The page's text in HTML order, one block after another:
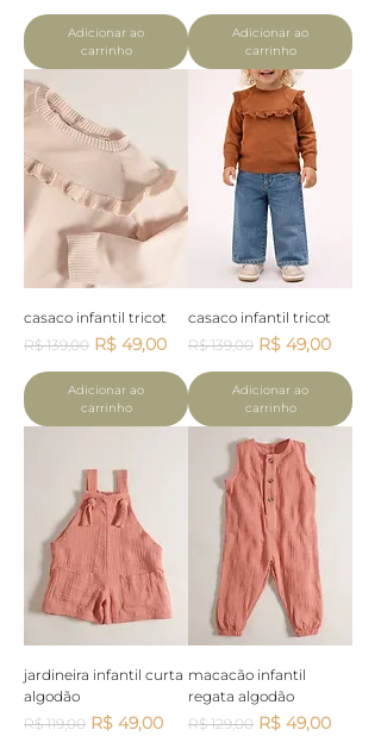
Adicionar ao
carrinho
Adicionar ao
carrinho
casaco infantil tricot
Preço normal
R$ 139,00 Preço promocional
R$ 49,00
Adicionar ao
carrinho
casaco infantil tricot
Preço normal
R$ 139,00 Preço
R$ 49,00
Adicionar ao
carrinho
jardineira infantil curta
algodão
Preço normal
R$ 119,00 Preço promocional
R$ 49,00
macacão infantil
regata algodão
Preço normal
R$ 129,00 Preço
R$ 49,00